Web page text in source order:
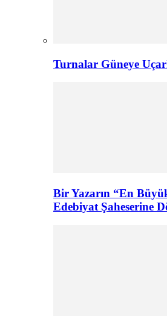
Turnalar Güneye
Bir Yazarın “En
Edebiyat Şaheserine